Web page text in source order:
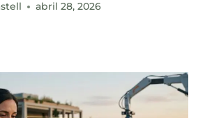
abril 28, 2026